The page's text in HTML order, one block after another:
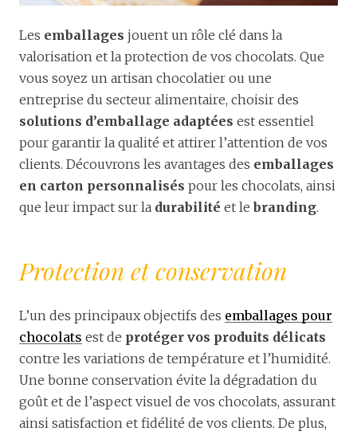
Les emballages jouent un rôle clé dans la
valorisation et la protection de vos chocolats. Que
vous soyez un artisan chocolatier ou une
entreprise du secteur alimentaire, choisir des
solutions d’emballage adaptées est essentiel
pour garantir la qualité et attirer l’attention de vos
clients. Découvrons les avantages des emballages
en carton personnalisés pour les chocolats, ainsi
que leur impact sur la durabilité et le branding.
Protection et conservation
L’un des principaux objectifs des emballages pour
chocolats est de protéger vos produits délicats
contre les variations de température et l’humidité.
Une bonne conservation évite la dégradation du
goût et de l’aspect visuel de vos chocolats, assurant
ainsi satisfaction et fidélité de vos clients. De plus,